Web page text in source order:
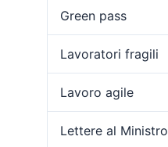
Green pass
Lavoratori fragili
Lavoro agile
Lettere al Ministro